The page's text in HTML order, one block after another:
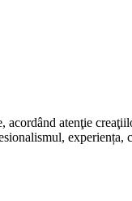
atenţie
experiența,